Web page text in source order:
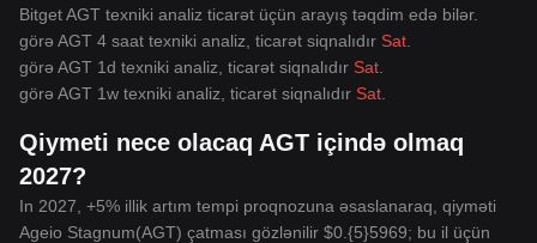
Bitget AGT texniki analiz ticarət üçün arayış təqdim edə bilər.
görə AGT 4 saat texniki analiz, ticarət siqnalıdır Sat
görə AGT 1d texniki analiz, ticarət siqnalıdır Sat
görə AGT 1w texniki analiz, ticarət siqnalıdır Sat
Qiymeti nece olacaq AGT içində olmaq
2027?
In 2027, +5% illik artım tempi proqnozuna əsaslanaraq, qiyməti
Ageio Stagnum(AGT) çatması gözlənilir $0.{5}5969; bu il üçün